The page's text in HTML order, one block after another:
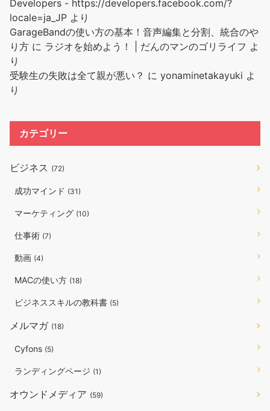
Developers - https://developers.facebook.com/?
locale=ja_JP より
GarageBandの使い方の基本！音声編集と分割、統合のや
り方 に ラジオを始めよう！ | だんのマンのゴリライフ よ
り
受験生の失敗は全て親が悪い？ に yonaminetakayuki よ
り
カテゴリー
ビジネス (72)
成功マインド (31)
マーケティング (10)
仕事術 (7)
動画 (4)
MACの使い方 (18)
ビジネススキルの教科書 (5)
メルマガ (18)
Cyfons (5)
ランディングページ (1)
オウンドメディア (59)